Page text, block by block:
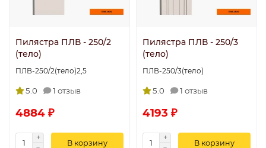
Пилястра ПЛВ - 250/2
(тело)
ПЛВ-250/2(тело)2,5
5.0 1 отзыв
4884 ₽
В корзину
Пилястра ПЛВ - 250/3
(тело)
ПЛВ-250/3(тело)
5.0 1 отзыв
4193 ₽
В корзину